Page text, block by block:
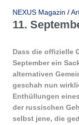
NEXUS Magazin /
11.
Dass die offizielle
September ein
alternativen
geschah nun
Enthüllungen
der russischen
selbst jene, die